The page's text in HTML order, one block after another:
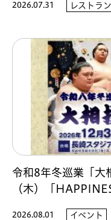
2026.07.31 レストラン
令和8年冬巡業「大
（木）「
2026.08.01 イベント